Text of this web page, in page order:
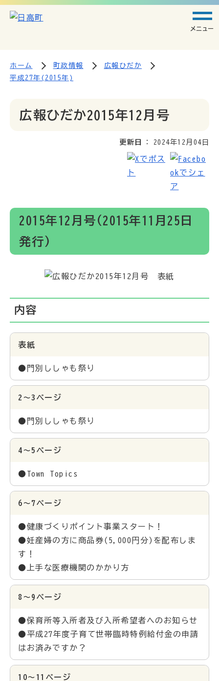
メニュー
ホーム 町政情報
広報ひだか
平成27年(2015年)
広報ひだか2015年12月号
更新日 2024年12月04日
2015年12月号(2015年11月25日
発行)
内容
表紙
●門別ししゃも祭り
2～3ページ
●門別ししゃも祭り
4～5ページ
●Town Topics
6～7ページ
●健康づくりポイント事業スタート！
●妊産婦の方に商品券(5,000円分)を配布しま
す！
●上手な医療機関のかかり方
8～9ページ
●保育所等入所者及び入所希望者へのお知らせ
●平成27年度子育て世帯臨時特例給付金の申請
はお済みですか？
10～11ページ